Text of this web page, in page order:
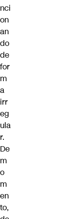
nci
on
an
do
de
for
m
a
irr
eg
ula
r.
De
m
o
m
en
to,